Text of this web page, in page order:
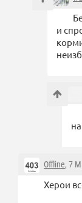
и
Offline, 7
Херои